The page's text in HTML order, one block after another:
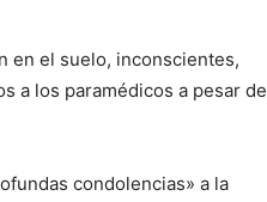
en el suelo, inconscientes,
a los paramédicos a pesar de
condolencias» a la